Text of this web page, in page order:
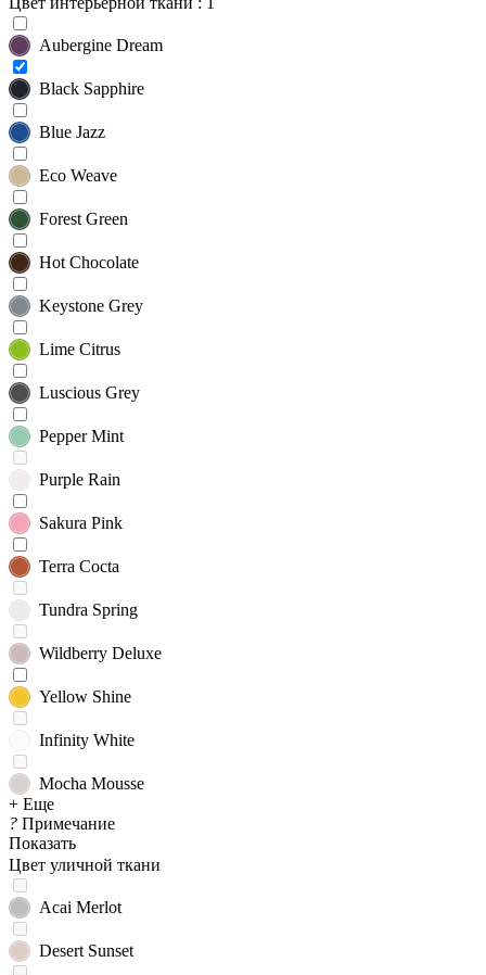
Aubergine Dream
Black Sapphire
Blue Jazz
Eco Weave
Forest Green
Hot Chocolate
Keystone Grey
Lime Citrus
Luscious Grey
Pepper Mint
Purple Rain
Sakura Pink
Terra Cocta
Tundra Spring
Wildberry Deluxe
Yellow Shine
Infinity White
Mocha Mousse
+ Еще
? Примечание
Показать
Цвет уличной ткани
Acai Merlot
Desert Sunset